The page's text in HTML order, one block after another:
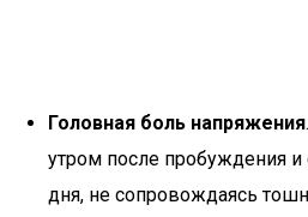
Головная боль напряжения
утром после пробуждения и
дня, не сопровождаясь